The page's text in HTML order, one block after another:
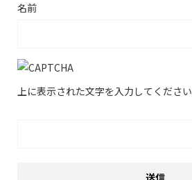
名前
上に表示された文字を入力してください